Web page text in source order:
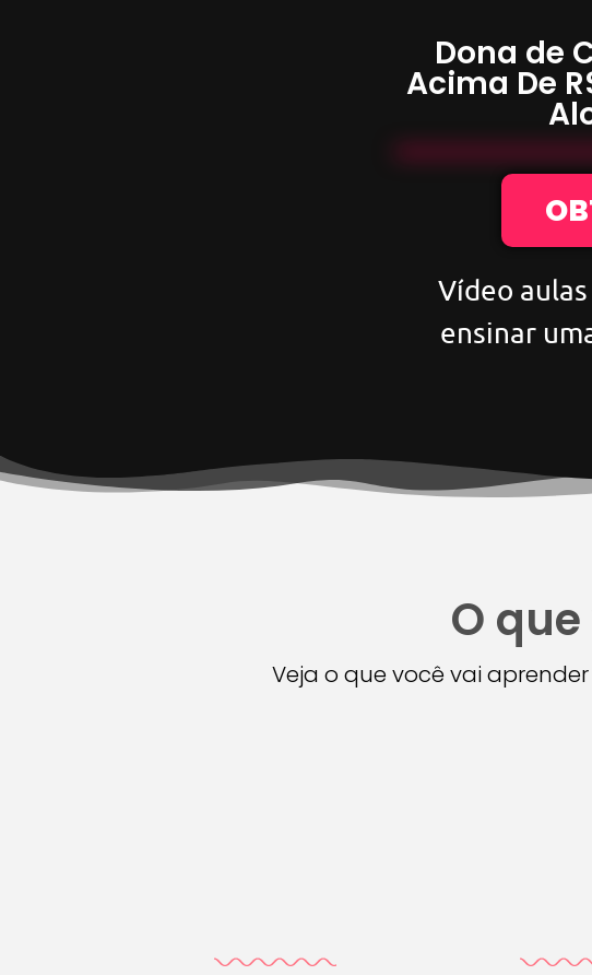
Dona de
Acima De
Vídeo
ensinar
O
Veja o que você vai